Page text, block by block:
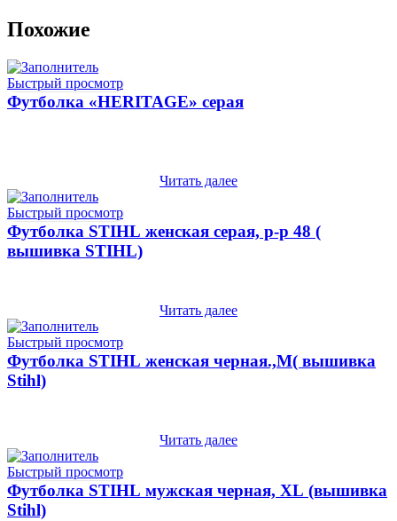
Похожие
Быстрый просмотр
Футболка «HERITAGE» серая
Читать далее
Быстрый просмотр
Футболка STIHL женская серая, р-р 48 (
вышивка STIHL)
Читать далее
Быстрый просмотр
Футболка STIHL женская черная.,M( вышивка
Stihl)
Читать далее
Быстрый просмотр
Футболка STIHL мужская черная, XL (вышивка
Stihl)